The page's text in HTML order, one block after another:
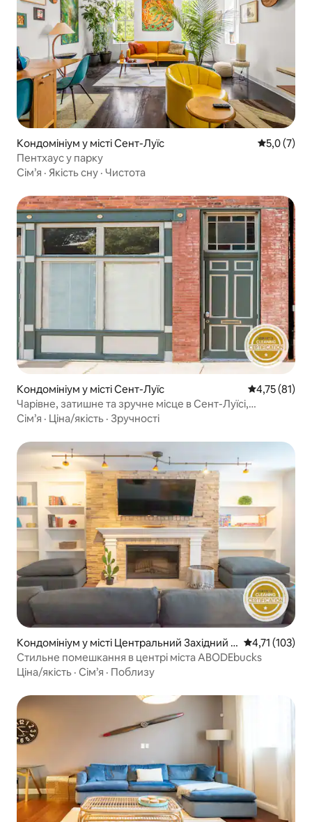
Кондомініум у місті Сент-Луїс Середня
5,0 (7)
Пентхаус у парку
Сім’я · Якість сну · Чистота
Кондомініум у місті Сент-Луїс Середня
4,75 (81)
Чарівне, затишне та зручне місце в Сент-Луїсі,
ABODEbucks
Сім’я · Ціна/якість · Зручності
Кондомініум у місті Центральний Західний К
інець
Середня
4,71 (103)
Стильне помешкання в центрі міста ABODEbucks
Ціна/якість · Сім’я · Поблизу